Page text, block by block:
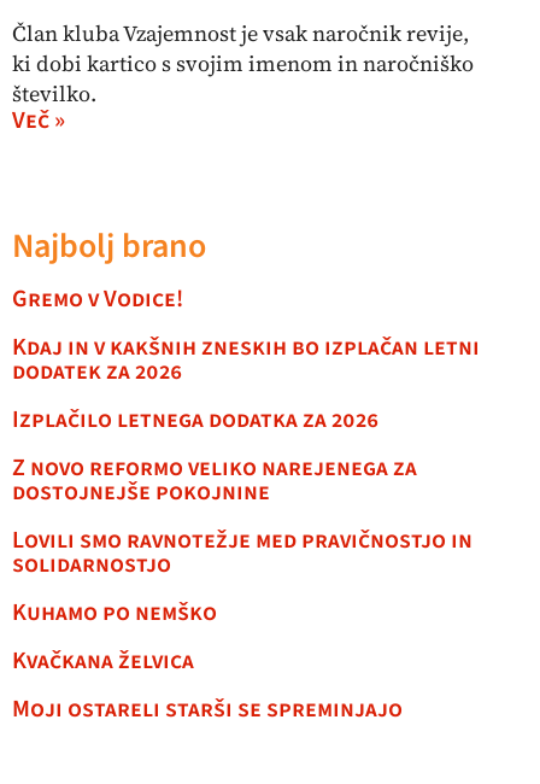
Član kluba Vzajemnost je vsak naročnik revije,
ki dobi kartico s svojim imenom in naročniško
številko.
Več »
Najbolj brano
Gremo v Vodice!
Kdaj in v kakšnih zneskih bo izplačan letni
dodatek za 2026
Izplačilo letnega dodatka za 2026
Z novo reformo veliko narejenega za
dostojnejše pokojnine
Lovili smo ravnotežje med pravičnostjo in
solidarnostjo
Kuhamo po nemško
Kvačkana želvica
Moji ostareli starši se spreminjajo